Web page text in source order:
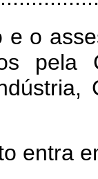
e o
pela
entra